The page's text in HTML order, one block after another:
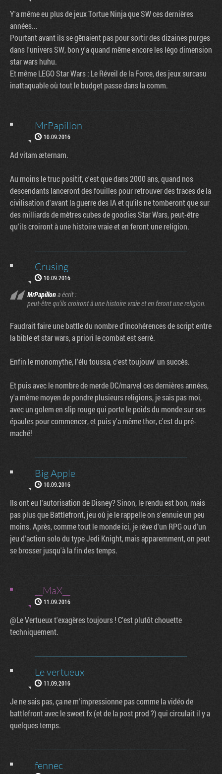
Y'a même eu plus de jeux Tortue Ninja que SW ces dernières
années...
Pourtant avant ils se gênaient pas pour sortir des dizaines purges
dans l'univers SW, bon y'a quand même encore les légo dimension
star wars huhu.
Et même LEGO Star Wars : Le Réveil de la Force, des jeux surcasu
inattaquable où tout le budget passe dans la comm.
MrPapillon
10.09.2016
Ad vitam æternam.
Au moins le truc positif, c'est que dans 2000 ans, quand nos
descendants lanceront des fouilles pour retrouver des traces de la
civilisation d'avant la guerre des IA et qu'ils ne tomberont que sur
des milliards de mètres cubes de goodies Star Wars, peut-être
qu'ils croiront à une histoire vraie et en feront une religion.
Crusing
10.09.2016
MrPapillona écrit :
peut-être qu'ils croiront à une histoire vraie et en feront une religion.
Faudrait faire une battle du nombre d'incohérences de script entre
la bible et star wars, a priori le combat est serré.
Enfin le monomythe, l'élu toussa, c'est toujouw' un succès.
Et puis avec le nombre de merde DC/marvel ces dernières années,
y'a même moyen de pondre plusieurs religions, je sais pas moi,
avec un golem en slip rouge qui porte le poids du monde sur ses
épaules pour commencer, et puis y'a même thor, c'est du pré-
maché!
Big Apple
10.09.2016
Ils ont eu l'autorisation de Disney? Sinon, le rendu est bon, mais
pas plus que Battlefront, jeu où je le rappelle on s'ennuie un peu
moins. Après, comme tout le monde ici, je rêve d'un RPG ou d'un
jeu d'action solo du type Jedi Knight, mais apparemment, on peut
se brosser jusqu'à la fin des temps.
__MaX__
11.09.2016
@Le Vertueux t'exagères toujours ! C'est plutôt chouette
techniquement.
Le vertueux
11.09.2016
Je ne sais pas, ça ne m'impressionne pas comme la vidéo de
battlefront avec le sweet fx (et de la post prod ?) qui circulait il y a
quelques temps.
fennec